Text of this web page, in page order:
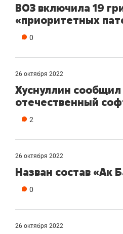
ВОЗ включила 19
«приоритетных
0
26 октября 2022
Хуснуллин
отечественный
2
26 октября 2022
Назван состав «Ак
0
26 октября 2022